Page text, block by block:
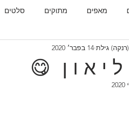
מאפים מתוקים סלטים
עוף עוגות
ל י א ו ן 😋
גילת 14 בפבר׳ 2020